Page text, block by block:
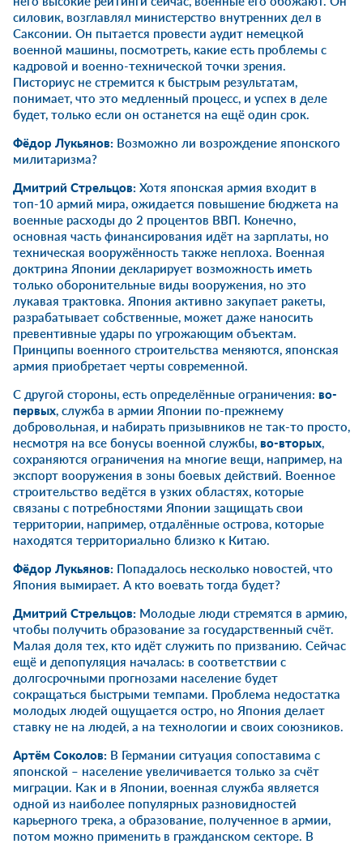
силовик, возглавлял министерство внутренних дел в
Саксонии. Он пытается провести аудит немецкой
военной машины, посмотреть, какие есть проблемы с
кадровой и военно-технической точки зрения.
Писториус не стремится к быстрым результатам,
понимает, что это медленный процесс, и успех в деле
будет, только если он останется на ещё один срок.
Фёдор Лукьянов: Возможно ли возрождение японского
милитаризма?
Дмитрий Стрельцов: Хотя японская армия входит в
топ-10 армий мира, ожидается повышение бюджета на
военные расходы до 2 процентов ВВП. Конечно,
основная часть финансирования идёт на зарплаты, но
техническая вооружённость также неплоха. Военная
доктрина Японии декларирует возможность иметь
только оборонительные виды вооружения, но это
лукавая трактовка. Япония активно закупает ракеты,
разрабатывает собственные, может даже наносить
превентивные удары по угрожающим объектам.
Принципы военного строительства меняются, японская
армия приобретает черты современной.
С другой стороны, есть определённые ограничения: во-
первых, служба в армии Японии по-прежнему
добровольная, и набирать призывников не так-то просто,
несмотря на все бонусы военной службы, во-вторых,
сохраняются ограничения на многие вещи, например, на
экспорт вооружения в зоны боевых действий. Военное
строительство ведётся в узких областях, которые
связаны с потребностями Японии защищать свои
территории, например, отдалённые острова, которые
находятся территориально близко к Китаю.
Фёдор Лукьянов: Попадалось несколько новостей, что
Япония вымирает. А кто воевать тогда будет?
Дмитрий Стрельцов: Молодые люди стремятся в армию,
чтобы получить образование за государственный счёт.
Малая доля тех, кто идёт служить по призванию. Сейчас
ещё и депопуляция началась: в соответствии с
долгосрочными прогнозами население будет
сокращаться быстрыми темпами. Проблема недостатка
молодых людей ощущается остро, но Япония делает
ставку не на людей, а на технологии и своих союзников.
Артём Соколов: В Германии ситуация сопоставима с
японской – население увеличивается только за счёт
миграции. Как и в Японии, военная служба является
одной из наиболее популярных разновидностей
карьерного трека, а образование, полученное в армии,
потом можно применить в гражданском секторе. В